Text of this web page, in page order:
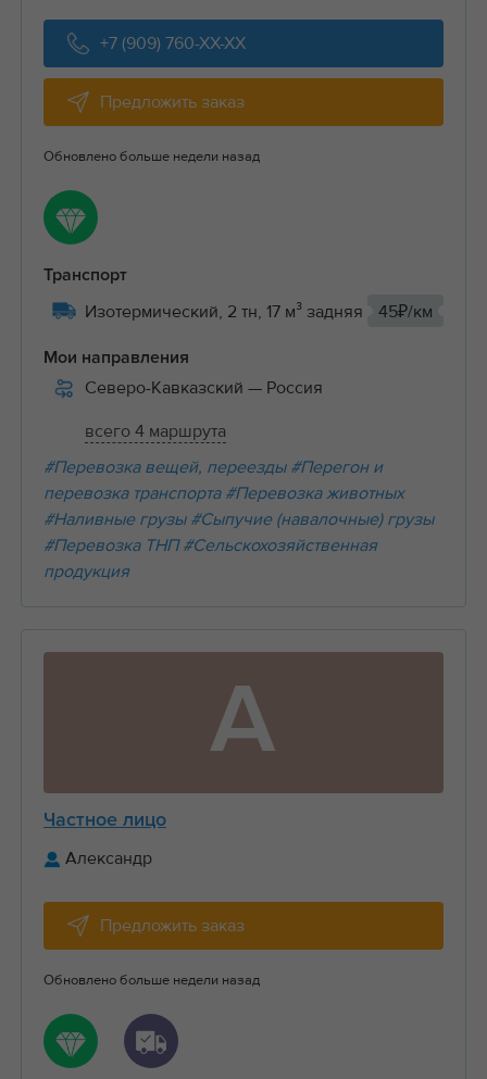
+7 (909) 760-XX-XX
Предложить заказ
Обновлено больше недели назад
Транспорт
Изотермический, 2 тн, 17 м³ задняя 45₽/км
Мои направления
Северо-Кавказский — Россия
всего 4 маршрута
#Перевозка вещей, переезды #Перегон и
перевозка транспорта #Перевозка животных
#Наливные грузы #Сыпучие (навалочные) грузы
#Перевозка ТНП #Сельскохозяйственная
продукция
А
Частное лицо
Александр
Предложить заказ
Обновлено больше недели назад